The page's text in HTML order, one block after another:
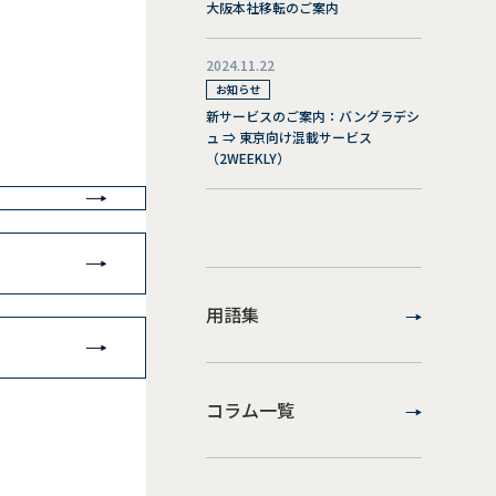
大阪本社移転のご案内
2024.11.22
お知らせ
新サービスのご案内：バングラデシ
ュ ⇒ 東京向け混載サービス
（2WEEKLY）
用語集
コラム一覧